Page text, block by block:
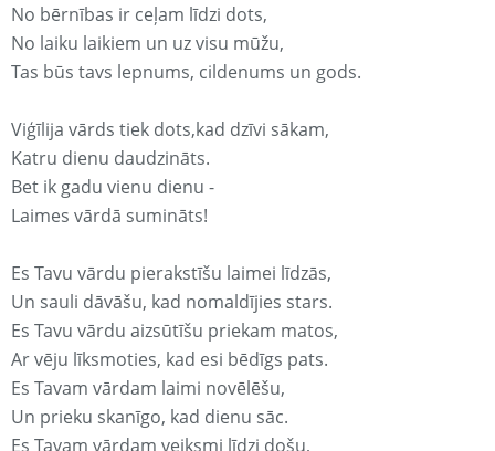
No bērnības ir ceļam līdzi dots,
No laiku laikiem un uz visu mūžu,
Tas būs tavs lepnums, cildenums un gods.
Viģīlija vārds tiek dots,kad dzīvi sākam,
Katru dienu daudzināts.
Bet ik gadu vienu dienu -
Laimes vārdā sumināts!
Es Tavu vārdu pierakstīšu laimei līdzās,
Un sauli dāvāšu, kad nomaldījies stars.
Es Tavu vārdu aizsūtīšu priekam matos,
Ar vēju līksmoties, kad esi bēdīgs pats.
Es Tavam vārdam laimi novēlēšu,
Un prieku skanīgo, kad dienu sāc.
Es Tavam vārdam veiksmi līdzi došu,